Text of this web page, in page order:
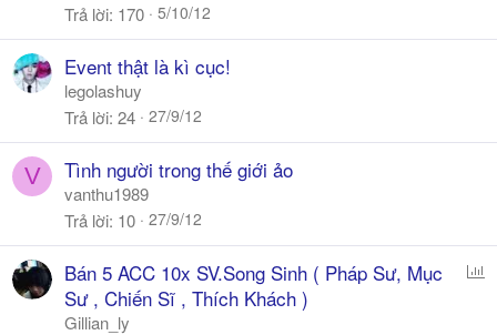
Trả lời 170 5/10/12
Event thật là kì cục!
legolashuy
Trả lời 24 27/9/12
V Tình người trong thế giới ảo
vanthu1989
Trả lời 10 27/9/12
Bán 5 ACC 10x SV.Song Sinh ( Pháp Sư, Mục
Sư , Chiến Sĩ , Thích Khách )
Gillian_ly